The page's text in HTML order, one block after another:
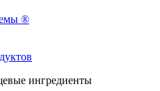
®
ингредиенты